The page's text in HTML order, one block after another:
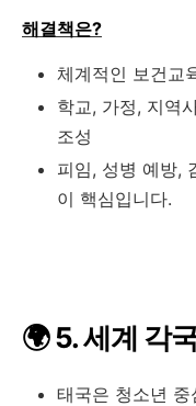
해결책은?
체계적인 보건교
학교, 가정, 지역
조성
피임, 성병 예방,
이 핵심입니다.
🌍 5. 세계 각
태국은 청소년